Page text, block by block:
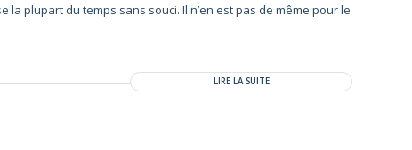
plupart du temps sans souci. Il n’en est pas de même pour le
LIRE LA SUITE